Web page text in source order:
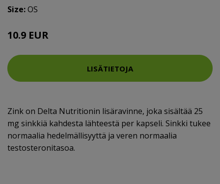
Size:OS
10.9 EUR
LISÄTIETOJA
Zink on Delta Nutritionin lisäravinne, joka sisältää 25
mg sinkkiä kahdesta lähteestä per kapseli. Sinkki tukee
normaalia hedelmällisyyttä ja veren normaalia
testosteronitasoa.